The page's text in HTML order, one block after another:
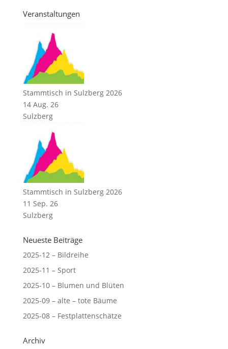
Veranstaltungen
Stammtisch in Sulzberg 2026
14 Aug. 26
Sulzberg
Stammtisch in Sulzberg 2026
11 Sep. 26
Sulzberg
Neueste Beiträge
2025-12 – Bildreihe
2025-11 – Sport
2025-10 – Blumen und Blüten
2025-09 – alte – tote Bäume
2025-08 – Festplattenschätze
Archiv